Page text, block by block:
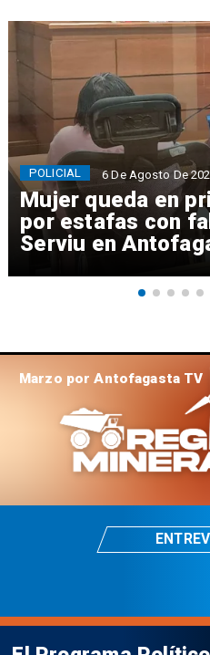
Mujer queda en
por estafas con
Serviu en
POLICIAL 6 De Agosto De
Marzo por Antofagasta TV